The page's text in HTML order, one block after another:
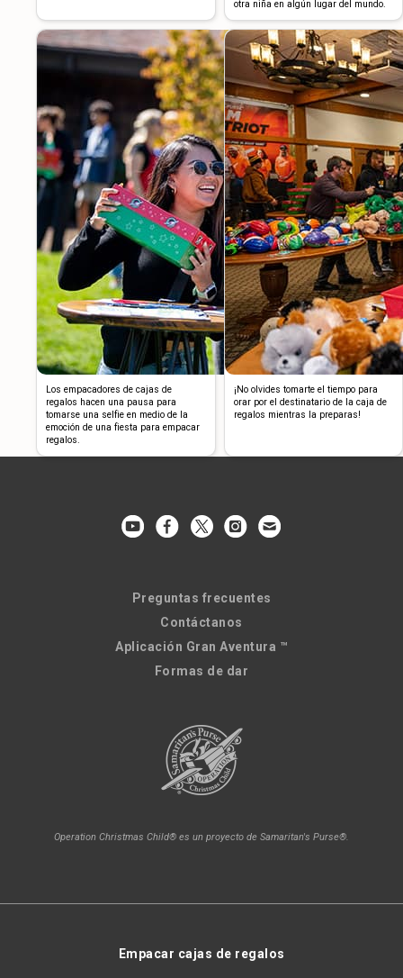
otra niña en algún lugar del mundo.
Los empacadores de cajas de
regalos hacen una pausa para
tomarse una selfie en medio de la
emoción de una fiesta para empacar
regalos.
¡No olvides tomarte el tiempo para
orar por el destinatario de la caja de
regalos mientras la preparas!
Preguntas frecuentes
Contáctanos
Aplicación Gran Aventura ™
Formas de dar
Operation Christmas Child® es un proyecto de Samaritan's Purse®.
Empacar cajas de regalos